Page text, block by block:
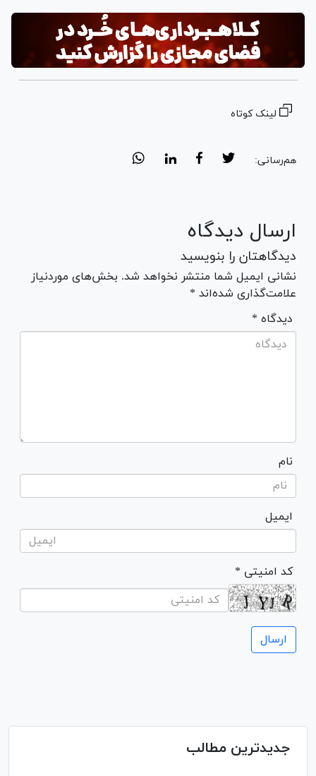
لینک کوتاه
هم‌رسانی:
ارسال دیدگاه
دیدگاهتان را بنویسید
نشانی ایمیل شما منتشر نخواهد شد. بخش‌های موردنیاز
علامت‌گذاری شده‌اند *
* دیدگاه
نام
ایمیل
* کد امنیتی
جدیدترین مطالب